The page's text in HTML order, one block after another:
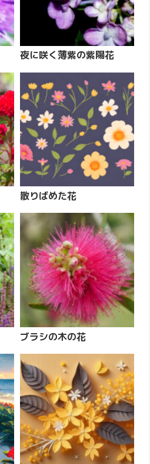
夜に咲く薄紫の紫陽花
散りばめた花
ブラシの木の花